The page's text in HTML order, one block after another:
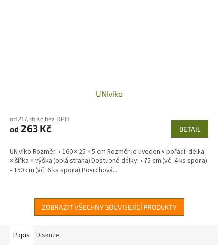
UNIvíko
od 217,36 Kč bez DPH
od 263 Kč DETAIL
UNIvíko Rozměr: • 160 × 25 × 5 cm Rozměr je uveden v pořadí: délka
× šířka × výška (oblá strana) Dostupné délky: • 75 cm (vč. 4 ks spona)
• 160 cm (vč. 6 ks spona) Povrchová...
ZOBRAZIT VŠECHNY SOUVISEJÍCÍ PRODUKTY
Popis Diskuze